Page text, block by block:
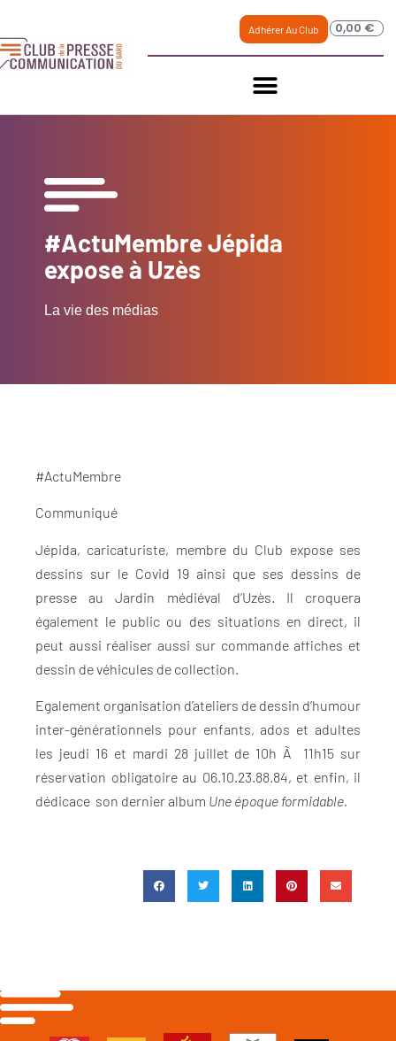
Adhérer Au Club 0,00 €
#ActuMembre Jépida
expose à Uzès
La vie des médias
#ActuMembre
Communiqué
Jépida, caricaturiste, membre du Club expose ses
dessins sur le Covid 19 ainsi que ses dessins de
presse au Jardin médiéval d’Uzès. Il croquera
également le public ou des situations en direct, il
peut aussi réaliser aussi sur commande affiches et
dessin de véhicules de collection.
Egalement organisation d’ateliers de dessin d’humour
inter-générationnels pour enfants, ados et adultes
les jeudi 16 et mardi 28 juillet de 10h Ã 11h15 sur
réservation obligatoire au 06.10.23.88.84, et enfin, il
dédicace son dernier album Une époque formidable.